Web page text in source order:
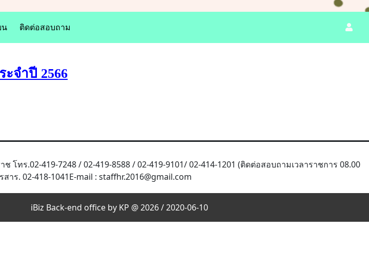
น ติดต่อสอบถาม
ะจำปี 2566
ร.02-419-7248 / 02-419-8588 / 02-419-9101/ 02-414-1201 (ติดต่อสอบถามเวลาราชการ 08.00
าร. 02-418-1041 ​​​​​​​E-mail : staffhr.2016@gmail.com
iBiz Back-end office by KP @ 2026 / 2020-06-10